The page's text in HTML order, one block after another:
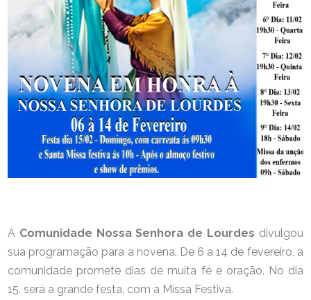
A Comunidade Nossa Senhora de Lourdes divulgou
sua programação para a novena. De 6 a 14 de fevereiro, a
comunidade promete dias de muita fé e oração. No dia
15, será a grande festa, com a Missa Festiva.